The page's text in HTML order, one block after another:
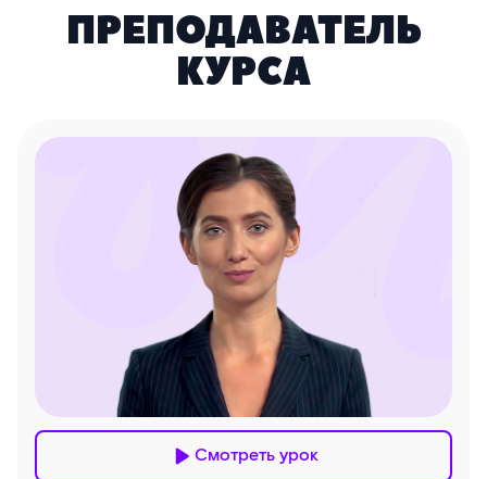
ПРЕПОДАВАТЕЛЬ
КУРСА
Смотреть урок